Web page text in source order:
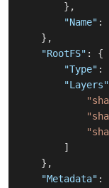
} ,
"Name" :
} ,
"RootFS" :
{
"Type" :
"Layers"
]
} ,
"Metadata" :